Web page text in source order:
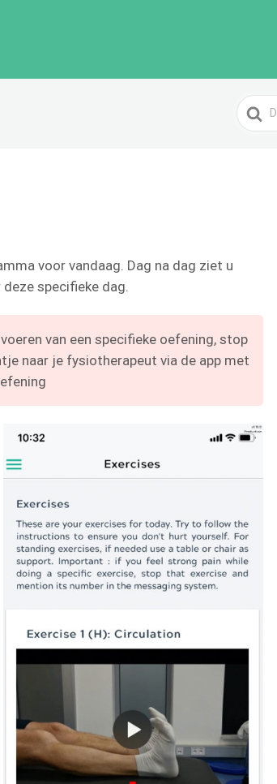
Zoeken
naar
voor vandaag. Dag na dag ziet u
specifieke dag.
van een specifieke oefening, stop
naar je fysiotherapeut via de app met